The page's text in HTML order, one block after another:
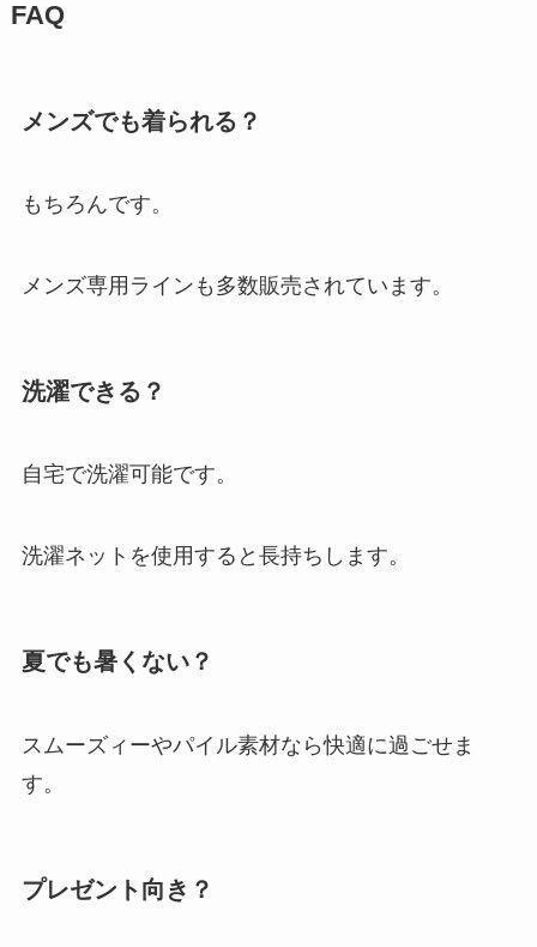
FAQ
メンズでも着られる？
もちろんです。
メンズ専用ラインも多数販売されています。
洗濯できる？
自宅で洗濯可能です。
洗濯ネットを使用すると長持ちします。
夏でも暑くない？
スムーズィーやパイル素材なら快適に過ごせま
す。
プレゼント向き？